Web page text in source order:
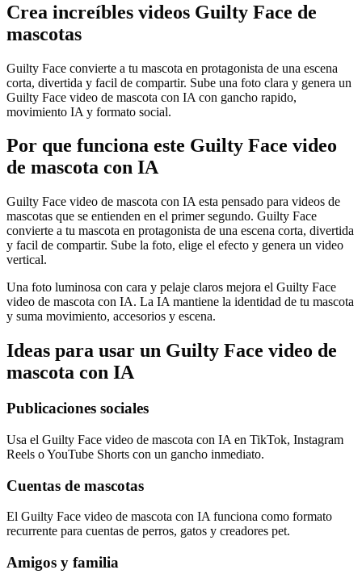
Crea increíbles videos Guilty Face de
mascotas
Guilty Face convierte a tu mascota en protagonista de una escena
corta, divertida y facil de compartir. Sube una foto clara y genera un
Guilty Face video de mascota con IA con gancho rapido,
movimiento IA y formato social.
Por que funciona este Guilty Face video
de mascota con IA
Guilty Face video de mascota con IA esta pensado para videos de
mascotas que se entienden en el primer segundo. Guilty Face
convierte a tu mascota en protagonista de una escena corta, divertida
y facil de compartir. Sube la foto, elige el efecto y genera un video
vertical.
Una foto luminosa con cara y pelaje claros mejora el Guilty Face
video de mascota con IA. La IA mantiene la identidad de tu mascota
y suma movimiento, accesorios y escena.
Ideas para usar un Guilty Face video de
mascota con IA
Publicaciones sociales
Usa el Guilty Face video de mascota con IA en TikTok, Instagram
Reels o YouTube Shorts con un gancho inmediato.
Cuentas de mascotas
El Guilty Face video de mascota con IA funciona como formato
recurrente para cuentas de perros, gatos y creadores pet.
Amigos y familia